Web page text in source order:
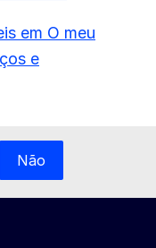
em O meu
e
Não